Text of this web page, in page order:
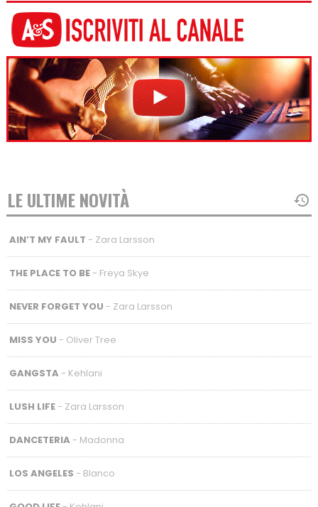
LE ULTIME NOVITÀ
AIN’T MY FAULT - Zara Larsson
THE PLACE TO BE- Freya Skye
NEVER FORGET YOU - Zara Larsson
MISS YOU - Oliver Tree
GANGSTA - Kehlani
LUSH LIFE- Zara Larsson
DANCETERIA - Madonna
LOS ANGELES - Blanco